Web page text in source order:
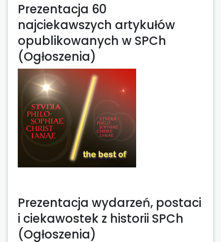
Prezentacja 60
najciekawszych artykułów
opublikowanych w SPCh
(Ogłoszenia)
Prezentacja wydarzeń, postaci
i ciekawostek z historii SPCh
(Ogłoszenia)